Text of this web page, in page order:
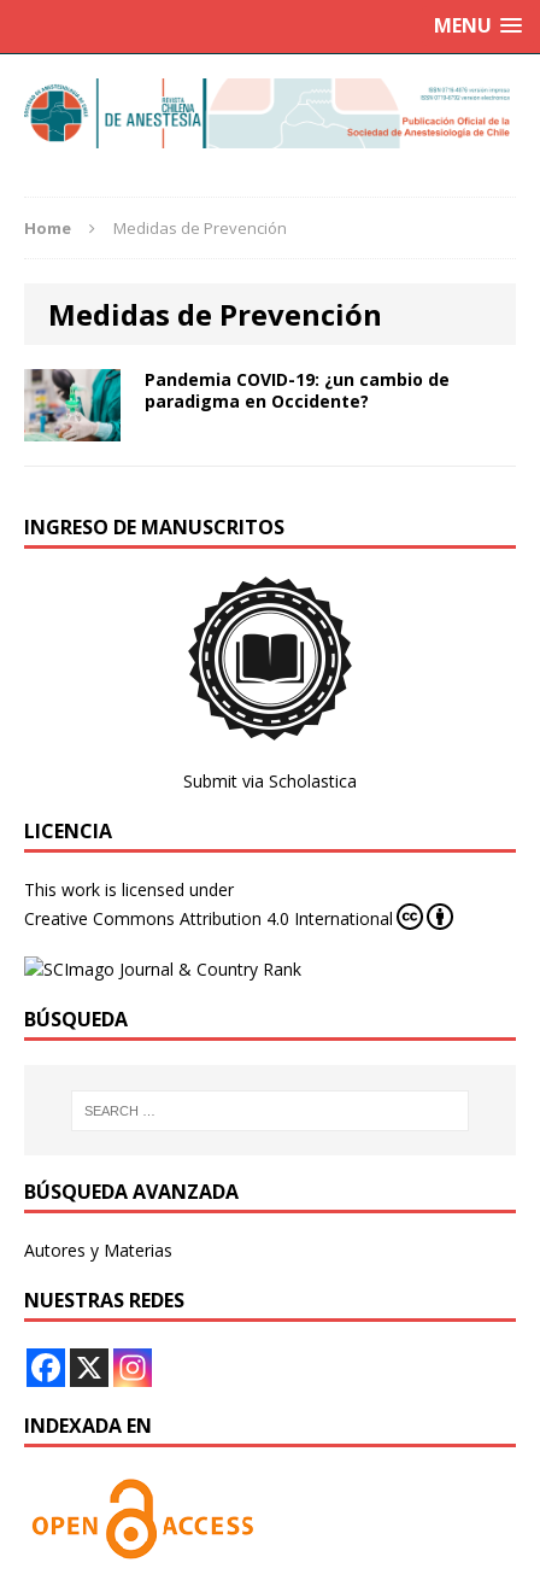
MENU
Home Medidas de Prevención
Medidas de Prevención
Pandemia COVID-19: ¿un cambio de
paradigma en Occidente?
INGRESO DE MANUSCRITOS
Submit via Scholastica
LICENCIA
This work is licensed under
Creative Commons Attribution 4.0 International
BÚSQUEDA
BÚSQUEDA AVANZADA
Autores y Materias
NUESTRAS REDES
INDEXADA EN